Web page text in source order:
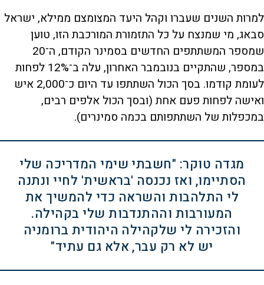
למרות השנים שעברו וקהל היעד המצומצם ממילא, ישראל
סבאג, מי שמנצח על כל התזמורת המורכבת הזו, טוען
שמספר המשתתפים החדשים בסמינר הקודם, ה־20
במספר, שהתקיים בנובמבר האחרון, עלה ב־12% לפחות
לעומת קודמו. בסך הכול השתתפו עד היום כ־2,000 איש
ואישה לפחות פעם אחת (ובסך הכול אלפים רבים,
במכפלות של השתתפותם בכמה סמינרים).
מגדה טוקר: "חשבתי שימי המדריכה שלי
הסתיימו, ואז נכנסה 'בראשית' לחיי ונתנה
לי התלהבות והשראה כדי להמשיך את
המעורבות וההתנדבות שלי בקהילה.
והזכירה לי שלקהילה היהודית ברומניה
יש לא רק עבר, אלא גם עתיד"